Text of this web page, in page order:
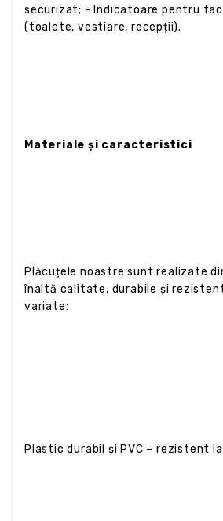
securizat; - Indicatoare pentru
(toalete, vestiare, recepții).
Materiale și caracteristici
Plăcuțele noastre sunt realizate
înaltă calitate, durabile și
variate:
Plastic durabil și PVC – rezistent